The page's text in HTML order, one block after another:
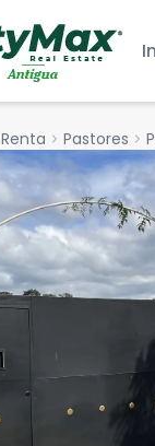
Renta chevron_right Pastores chevron_right